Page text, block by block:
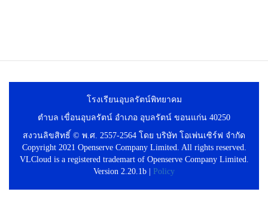
โรงเรียนอุบลรัตน์พิทยาคม
ตำบล เขื่อนอุบลรัตน์ อำเภอ อุบลรัตน์ ขอนแก่น 40250
สงวนลิขสิทธิ์ © พ.ศ. 2557-2564 โดย บริษัท โอเพ่นเซิร์ฟ จำกัด
Copyright 2021 Openserve Company Limited. All rights reserved.
VLCloud is a registered trademart of Openserve Company Limited.
Version 2.20.1b |
Policy